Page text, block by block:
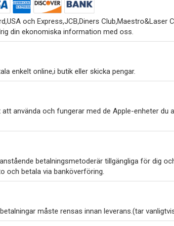
och Express,JCB,Diners Club,Maestro&Laser
din ekonomiska information med oss.
enkelt online,i butik eller skicka pengar.
använda och fungerar med de Apple-enheter du
betalningsmetoderär tillgängliga för dig
och betala via banköverföring.
måste rensas innan leverans.(tar